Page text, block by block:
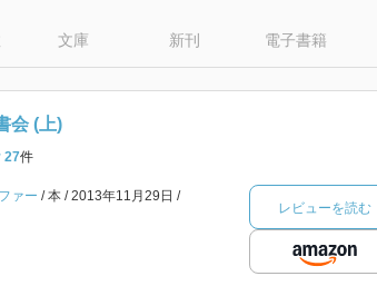
文庫 新刊 電子書籍
会 (上)
27件
ァー 本
2013年11月29日
レビューを読む